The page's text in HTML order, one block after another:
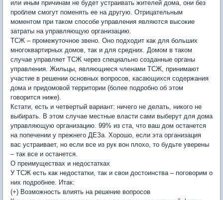
или иным причинам не будет устраивать жителей дома, они без
проблем смогут поменять ее на другую. Отрицательным
моментом при таком способе управления являются высокие
затраты на управляющую организацию.
ТСЖ – промежуточное звено. Оно подходит как для больших
многоквартирных домов, так и для средних. Домом в таком
случае управляет ТСЖ через специально созданные органы
управления. Жильцы, являющиеся членами ТСЖ, принимают
участие в решении основных вопросов, касающихся содержания
дома и придомовой территории (более подробно об этом
говорится ниже).
Кстати, есть и четвертый вариант: ничего не делать, никого не
выбирать. В этом случае местные власти сами выберут для дома
управляющую организацию. 99% из ста, что ваш дом останется
на попечении у прежнего ДЕЗа. Хорошо, если эта организация
вас устраивает, но если все из рук вон плохо, то будьте уверены
– так все и останется.
О преимуществах и недостатках
У ТСЖ есть как недостатки, так и свои достоинства – поговорим о
них подробнее. Итак:
(+) Возможность влиять на решение вопросов